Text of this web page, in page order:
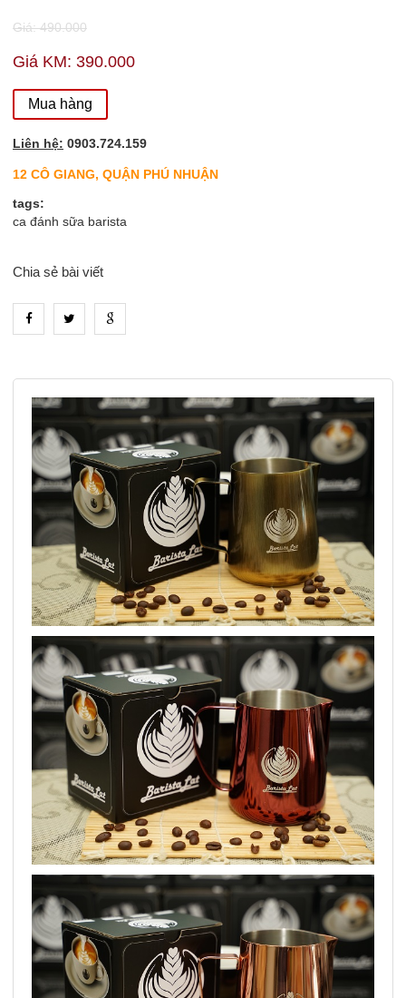
Giá: 490.000
Giá KM: 390.000
Mua hàng
Liên hệ: 0903.724.159
12 CÔ GIANG, QUẬN PHÚ NHUẬN
tags:
ca đánh sữa barista
Chia sẻ bài viết